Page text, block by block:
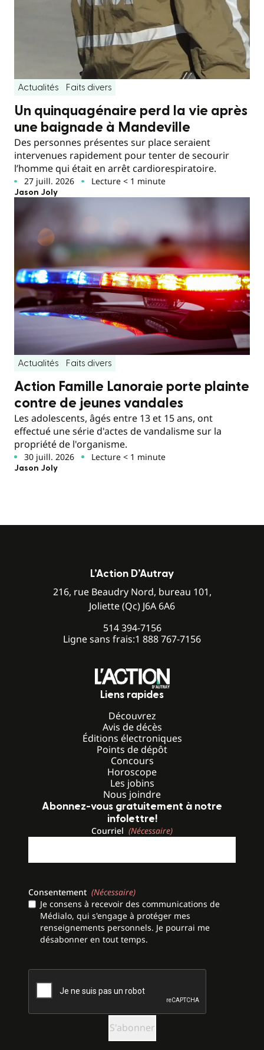
Actualités Faits divers
Un quinquagénaire perd la vie après
une baignade à Mandeville
Des personnes présentes sur place seraient
intervenues rapidement pour tenter de secourir
l’homme qui était en arrêt cardiorespiratoire.
27 juill. 2026 Lecture < 1 minute
Jason Joly
Actualités Faits divers
Action Famille Lanoraie porte plainte
contre de jeunes vandales
Les adolescents, âgés entre 13 et 15 ans, ont
effectué une série d'actes de vandalisme sur la
propriété de l'organisme.
30 juill. 2026 Lecture < 1 minute
Jason Joly
L’Action D’Autray
216, rue Beaudry Nord, bureau 101,
Joliette (Qc) J6A 6A6
514 394-7156
Ligne sans frais:1 888 767-7156
Liens rapides
Découvrez
Avis de décès
Éditions électroniques
Points de dépôt
Concours
Horoscope
Les jobins
Nous joindre
Abonnez-vous gratuitement à notre
infolettre!
Courriel (Nécessaire)
Consentement (Nécessaire)
Je consens à recevoir des communications de
Médialo, qui s'engage à protéger mes
renseignements personnels. Je pourrai me
désabonner en tout temps.
CAPTCHA